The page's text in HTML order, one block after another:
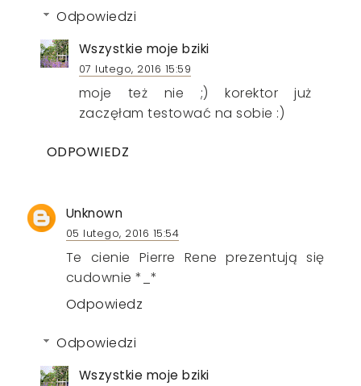
Odpowiedzi
Wszystkie moje bziki
07 lutego, 2016 15:59
moje też nie ;) korektor już
zaczęłam testować na sobie :)
ODPOWIEDZ
Unknown
05 lutego, 2016 15:54
Te cienie Pierre Rene prezentują się
cudownie *_*
Odpowiedz
Odpowiedzi
Wszystkie moje bziki